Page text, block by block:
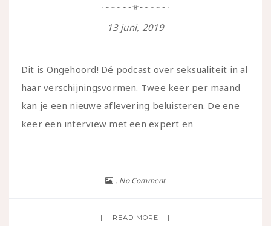
13 juni, 2019
Dit is Ongehoord! Dé podcast over seksualiteit in al
haar verschijningsvormen. Twee keer per maand
kan je een nieuwe aflevering beluisteren. De ene
keer een interview met een expert en
No Comment
READ MORE